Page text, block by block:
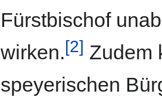
Fürstbischof
wirken.[2] Zudem
speyerischen